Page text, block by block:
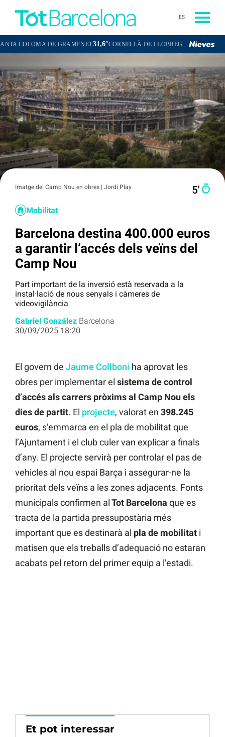
ES
DE GRAMENET31,6°CORNELLÀ DE LLOBREGAT32,6°SANT BOI DE
Imatge del Camp Nou en obres | Jordi Play 5′
Mobilitat
Barcelona destina 400.000 euros
a garantir l’accés dels veïns del
Camp Nou
Part important de la inversió està reservada a la
instal·lació de nous senyals i càmeres de
videovigilància
Gabriel González Barcelona
30/09/2025 18:20
El govern de Jaume Collboni ha aprovat les
obres per implementar el sistema de control
d’accés als carrers pròxims al Camp Nou els
dies de partit. El projecte, valorat en 398.245
euros, s’emmarca en el pla de mobilitat que
l’Ajuntament i el club culer van explicar a finals
d’any. El projecte servirà per controlar el pas de
vehicles al nou espai Barça i assegurar-ne la
prioritat dels veïns a les zones adjacents. Fonts
municipals confirmen alTot Barcelona que es
tracta de la partida pressupostària més
important que es destinarà al pla de mobilitat i
matisen que els treballs d’adequació no estaran
acabats pel retorn del primer equip a l’estadi.
Et pot interessar